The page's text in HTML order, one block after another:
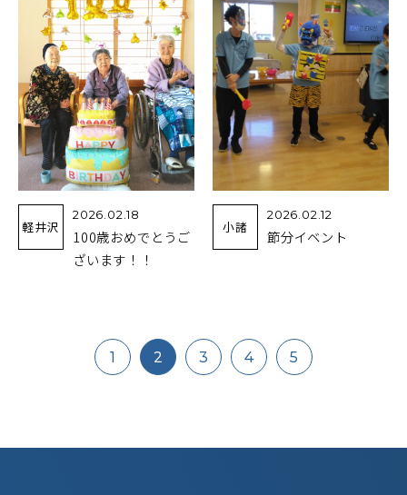
軽井沢
2026.02.18
100歳おめでとうご
ざいます！！
小諸
2026.02.12
節分イベント
1 2 3 4 5